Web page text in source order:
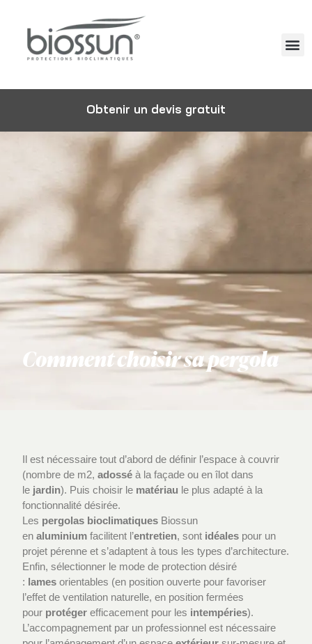
Obtenir un devis gratuit
Comment choisir sa pergola
Il est nécessaire tout d’abord de définir l’espace à couvrir
(nombre de m2,adossé à la façade ou en îlot dans
le jardin). Puis choisir le matériau le plus adapté à la
fonctionnalité désirée.
Les pergolas bioclimatiques Biossun
enaluminium facilitent l’entretien, sont idéales pour un
projet pérenne et s’adaptent à tous les types d’architecture.
Enfin, sélectionner le mode de protection désiré
: lames orientables (en position ouverte pour favoriser
l’effet de ventilation naturelle, en position fermées
pour protéger efficacement pour les intempéries).
L’accompagnement par un professionnel est nécessaire